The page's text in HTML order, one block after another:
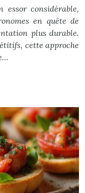
considérable,
en quête de
plus durable.
cette approche